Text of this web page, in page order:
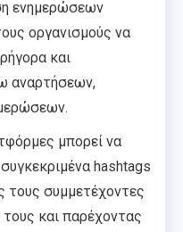
ενημερώσεων
οργανισμούς να
και
αναρτήσεων,
μπορεί να
hashtags
τους συμμετέχοντες
τους και παρέχοντας